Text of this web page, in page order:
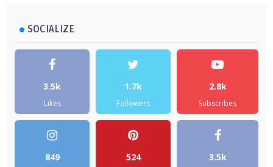
SOCIALIZE
3.5k
Likes
1.7k
Followers
2.8k
Subscribes
849 524 3.5k